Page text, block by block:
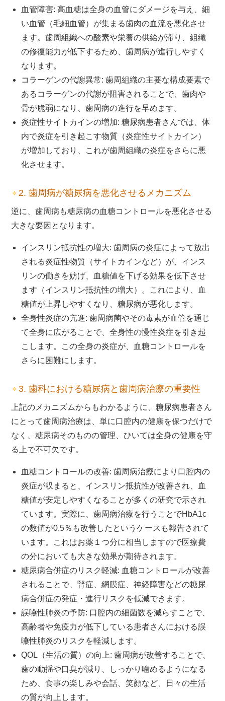
血管障害: 高血糖は全身の血管にダメージを与え、細
い血管（毛細血管）が集まる歯肉の血流を悪化させ
ます。歯周組織への酸素や栄養の供給が滞り、組織
の修復能力が低下するため、歯周病が進行しやすく
なります。
コラーゲンの代謝異常: 歯周組織の主要な構成要素で
あるコラーゲンの代謝が阻害されることで、歯肉や
骨が脆弱になり、歯周病の進行を早めます。
炎症性サイトカインの増加: 糖尿病患者さんでは、体
内で炎症を引き起こす物質（炎症性サイトカイン）
が増加しており、これが歯周組織の炎症をさらに悪
化させます。
2. 歯周病が糖尿病を悪化させるメカニズム
逆に、歯周病も糖尿病の血糖コントロールを悪化させる
大きな要因となります。
インスリン抵抗性の増大: 歯周病の炎症によって放出
される炎症性物質（サイトカインなど）が、インス
リンの働きを妨げ、血糖値を下げる効果を低下させ
ます（インスリン抵抗性の増大）。これにより、血
糖値が上昇しやすくなり、糖尿病が悪化します。
全身性炎症の亢進: 歯周病菌やその毒素が血管を通じ
て全身に広がることで、全身性の慢性炎症を引き起
こします。この全身の炎症が、血糖コントロールを
さらに困難にします。
3. 歯科における糖尿病と歯周病治療の重要性
上記のメカニズムからもわかるように、糖尿病患者さん
にとって歯周病治療は、単に口腔内の健康を保つだけで
なく、糖尿病そのものの管理、ひいては全身の健康を守
る上で不可欠です。
血糖コントロールの改善: 歯周病治療により口腔内の
炎症が収まると、インスリン抵抗性が改善され、血
糖値が安定しやすくなることが多くの研究で示され
ています。実際に、歯周病治療を行うことでHbA1c
の数値が0.5％も改善したというケースも報告されて
います。これはお薬１つ分に相当しますので医療費
の分においても大きな効果が期待されます。
糖尿病合併症のリスク軽減: 血糖コントロールが改善
されることで、腎症、網膜症、神経障害などの糖尿
病合併症の発症・進行リスクを低減できます。
誤嚥性肺炎の予防: 口腔内の細菌数を減らすことで、
高齢者や免疫力が低下している患者さんにおける誤
嚥性肺炎のリスクを軽減します。
QOL（生活の質）の向上: 歯周病が改善することで、
歯の動揺や口臭が減り、しっかり噛めるようになる
ため、食事の楽しみや会話、笑顔など、日々の生活
の質が向上します。